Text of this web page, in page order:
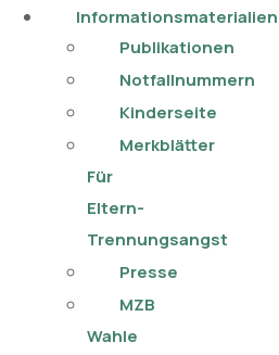
Informationsmaterialien
Publikationen​
Notfallnummern
Kinderseite
Merkblätter
Für
Eltern-
Trennungsangst
Presse
MZB
Wahle